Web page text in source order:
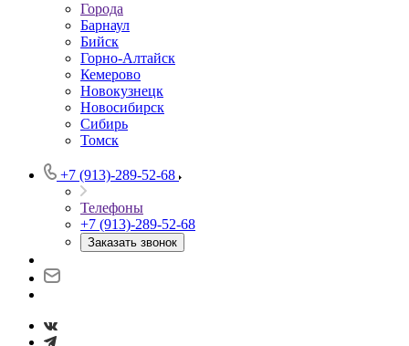
Города
Барнаул
Бийск
Горно-Алтайск
Кемерово
Новокузнецк
Новосибирск
Сибирь
Томск
+7 (913)-289-52-68
Телефоны
+7 (913)-289-52-68
Заказать звонок